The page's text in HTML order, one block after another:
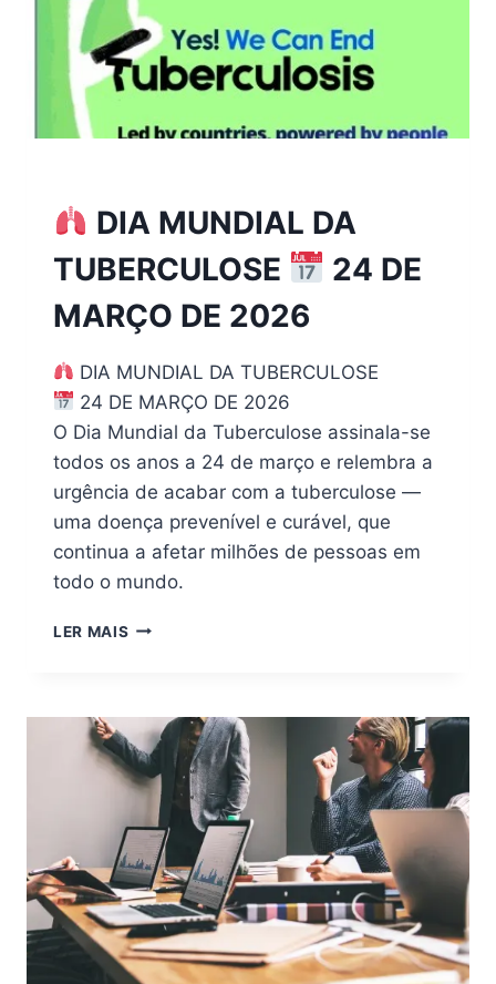
DIA MUNDIAL DA
TUBERCULOSE
24 DE
MARÇO DE 2026
DIA MUNDIAL DA TUBERCULOSE
24 DE MARÇO DE 2026
O Dia Mundial da Tuberculose assinala-se
todos os anos a 24 de março e relembra a
urgência de acabar com a tuberculose —
uma doença prevenível e curável, que
continua a afetar milhões de pessoas em
todo o mundo.
LER MAIS